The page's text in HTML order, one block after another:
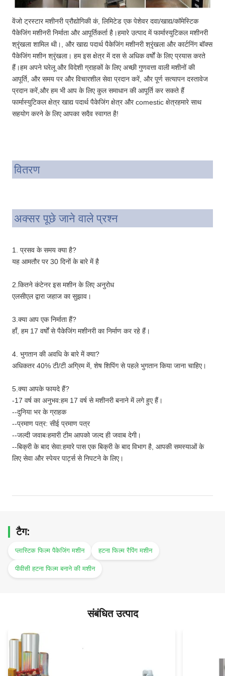
वेंजो ट्रस्टार मशीनरी प्रौद्योगिकी कं, लिमिटेड एक पेशेवर दवा/खाद्य/कॉमेस्टिक
पैकेजिंग मशीनरी निर्माता और आपूर्तिकर्ता है।हमारे उत्पाद में फार्मास्युटिकल मशीनरी
श्रृंखला शामिल थी।, और खाद्य पदार्थ पैकेजिंग मशीनरी श्रृंखला और कार्टनिंग बॉक्स
पैकेजिंग मशीन श्रृंखला। हम इस क्षेत्र में दस से अधिक वर्षों के लिए प्रयास करते
हैं।हम अपने घरेलू और विदेशी ग्राहकों के लिए अच्छी गुणवत्ता वाली मशीनों की
आपूर्ति, और समय पर और विचारशील सेवा प्रदान करें, और पूर्ण सत्यापन दस्तावेज
प्रदान करें,और हम भी आप के लिए कुल समाधान की आपूर्ति कर सकते हैं
फार्मास्युटिकल क्षेत्र खाद्य पदार्थ पैकेजिंग क्षेत्र और comestic क्षेत्रहमारे साथ
सहयोग करने के लिए आपका सदैव स्वागत है!
वितरण
अक्सर पूछे जाने वाले प्रश्न
1. प्रसव के समय क्या है?
यह आमतौर पर 30 दिनों के बारे में है
2.कितने कंटेनर इस मशीन के लिए अनुरोध
एलसीएल द्वारा जहाज का सुझाव।
3.क्या आप एक निर्माता हैं?
हाँ, हम 17 वर्षों से पैकेजिंग मशीनरी का निर्माण कर रहे हैं।
4. भुगतान की अवधि के बारे में क्या?
अधिकतर 40% टी/टी अग्रिम में, शेष शिपिंग से पहले भुगतान किया जाना चाहिए।
5.क्या आपके फायदे हैं?
-17 वर्ष का अनुभव:हम 17 वर्ष से मशीनरी बनाने में लगे हुए हैं।
--दुनिया भर के ग्राहक
--प्रमाण पत्र: सीई प्रमाण पत्र
--जल्दी जवाबःहमारी टीम आपको जल्द ही जवाब देगी।
--बिक्री के बाद सेवा:हमारे पास एक बिक्री के बाद विभाग है, आपकी समस्याओं के
लिए सेवा और स्पेयर पार्ट्स से निपटने के लिए।
टैग:
प्लास्टिक फिल्म पैकेजिंग मशीन हटना फिल्म रैपिंग मशीन
पीवीसी हटना फिल्म बनाने की मशीन
संबंधित उत्पाद